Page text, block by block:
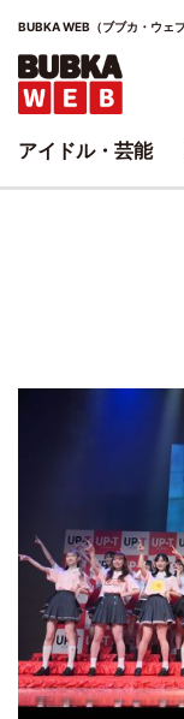
BUBKA WEB（ブブカ・ウェ
アイドル・芸能